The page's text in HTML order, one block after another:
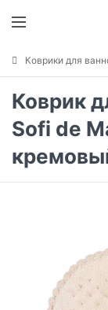
Коврики для
Коврик
Sofi de